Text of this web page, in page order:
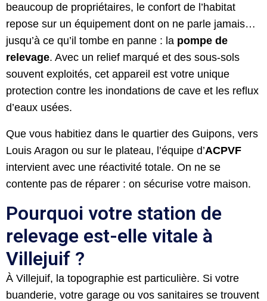
beaucoup de propriétaires, le confort de l’habitat
repose sur un équipement dont on ne parle jamais…
jusqu’à ce qu’il tombe en panne : la pompe de
relevage. Avec un relief marqué et des sous-sols
souvent exploités, cet appareil est votre unique
protection contre les inondations de cave et les reflux
d’eaux usées.
Que vous habitiez dans le quartier des Guipons, vers
Louis Aragon ou sur le plateau, l’équipe d’ACPVF
intervient avec une réactivité totale. On ne se
contente pas de réparer : on sécurise votre maison.
Pourquoi votre station de
relevage est-elle vitale à
Villejuif ?
À Villejuif, la topographie est particulière. Si votre
buanderie, votre garage ou vos sanitaires se trouvent